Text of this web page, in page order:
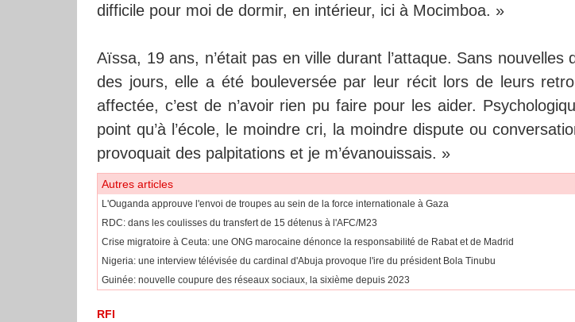
difficile pour moi de dormir, en intérieur, ici à Mocimboa. »
Aïssa, 19 ans, n’était pas en ville durant l’attaque. Sans nouvelles
des jours, elle a été bouleversée par leur récit lors de leurs
affectée, c’est de n’avoir rien pu faire pour les aider.
point qu’à l’école, le moindre cri, la moindre dispute ou
provoquait des palpitations et je m’évanouissais. »
Autres articles
L'Ouganda approuve l'envoi de troupes au sein de la force internationale à Gaza
RDC: dans les coulisses du transfert de 15 détenus à l'AFC/M23
Crise migratoire à Ceuta: une ONG marocaine dénonce la responsabilité de Rabat et de Madrid
Nigeria: une interview télévisée du cardinal d'Abuja provoque l'ire du président Bola Tinubu
Guinée: nouvelle coupure des réseaux sociaux, la sixième depuis 2023
RFI